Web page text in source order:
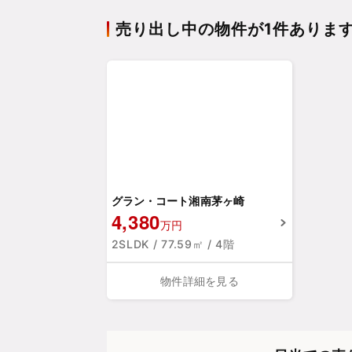
売り出し中の物件が1件ありま
グラン・コート湘南茅ヶ崎
4,380万円
2SLDK / 77.59㎡ / 4階
物件詳細を見る